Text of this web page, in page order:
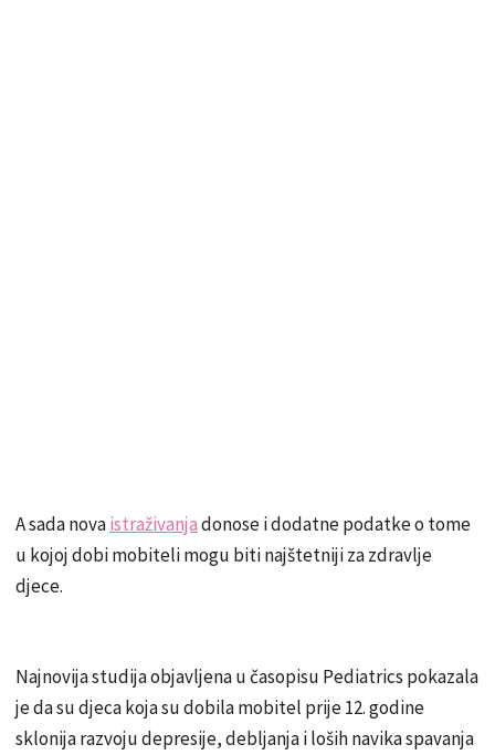
A sada novaistraživanjadonose i dodatne podatke o tome
u kojoj dobi mobiteli mogu biti najštetniji za zdravlje
djece.
Najnovija studija objavljena u časopisu Pediatrics pokazala
je da su djeca koja su dobila mobitel prije 12. godine
sklonija razvoju depresije, debljanja i loših navika spavanja